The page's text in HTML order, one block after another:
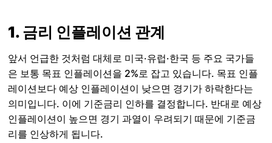
1. 금리 인플레이션 관계
앞서 언급한 것처럼 대체로 미국·유럽·한국 등 주요 국가들
은 보통 목표 인플레이션을 2%로 잡고 있습니다. 목표 인플
레이션보다 예상 인플레이션이 낮으면 경기가 하락한다는
의미입니다. 이에 기준금리 인하를 결정합니다. 반대로 예상
인플레이션이 높으면 경기 과열이 우려되기 때문에 기준금
리를 인상하게 됩니다.